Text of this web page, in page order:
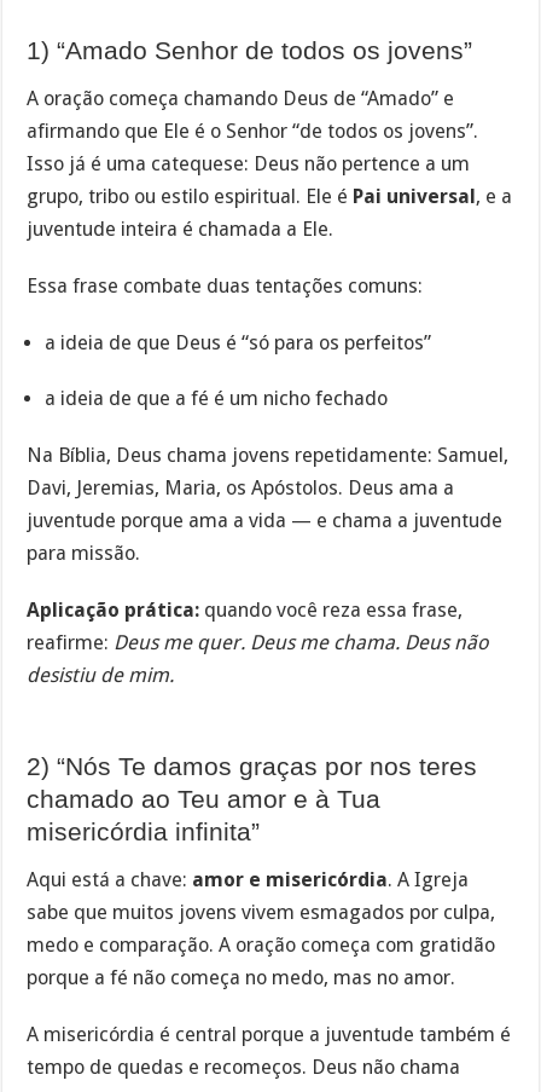
1) “Amado Senhor de todos os jovens”
A oração começa chamando Deus de “Amado” e
afirmando que Ele é o Senhor “de todos os jovens”.
Isso já é uma catequese: Deus não pertence a um
grupo, tribo ou estilo espiritual. Ele é Pai universal, e a
juventude inteira é chamada a Ele.
Essa frase combate duas tentações comuns:
a ideia de que Deus é “só para os perfeitos”
a ideia de que a fé é um nicho fechado
Na Bíblia, Deus chama jovens repetidamente: Samuel,
Davi, Jeremias, Maria, os Apóstolos. Deus ama a
juventude porque ama a vida — e chama a juventude
para missão.
Aplicação prática: quando você reza essa frase,
reafirme: Deus me quer. Deus me chama. Deus não
desistiu de mim.
2) “Nós Te damos graças por nos teres
chamado ao Teu amor e à Tua
misericórdia infinita”
Aqui está a chave: amor e misericórdia. A Igreja
sabe que muitos jovens vivem esmagados por culpa,
medo e comparação. A oração começa com gratidão
porque a fé não começa no medo, mas no amor.
A misericórdia é central porque a juventude também é
tempo de quedas e recomeços. Deus não chama